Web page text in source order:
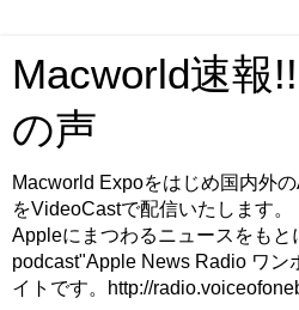
Macworld速報
の声
Macworld Expoをはじめ国内外
をVideoCastで配信いたします
Appleにまつわるニュースをも
podcast"Apple News Radio ワン
イトです。http://